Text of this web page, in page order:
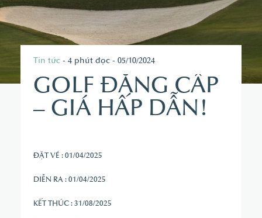
Tin tức- 4 phút đọc - 05/10/2024
GOLF ĐẲNG CẤP
– GIÁ HẤP DẪN!
ĐẶT VÉ : 01/04/2025
DIỄN RA : 01/04/2025
KẾT THÚC : 31/08/2025